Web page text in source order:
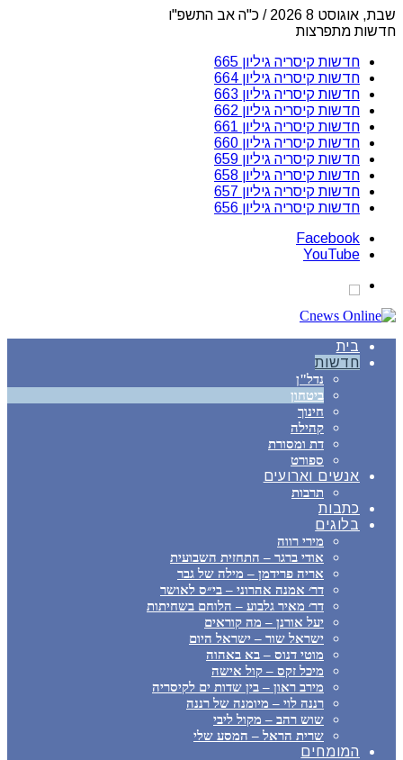
שבת, אוגוסט 8 2026 / כ"ה אב התשפ"ו
חדשות מתפרצות
חדשות קיסריה גיליון 665
חדשות קיסריה גיליון 664
חדשות קיסריה גיליון 663
חדשות קיסריה גיליון 662
חדשות קיסריה גיליון 661
חדשות קיסריה גיליון 660
חדשות קיסריה גיליון 659
חדשות קיסריה גיליון 658
חדשות קיסריה גיליון 657
חדשות קיסריה גיליון 656
Facebook
YouTube
בית
חדשות
נדל"ן
ביטחון
חינוך
קהילה
דת ומסורת
ספורט
אנשים וארועים
תרבות
כתבות
בלוגים
מירי רווה
אודי ברגר – התחזית השבועית
אריה פרידמן – מילה של גבר
דר׳ אמנה אהרוני – בי״ס לאושר
דר׳ מאיר גלבוע – הלוחם בשחיתות
יעל אורנן – מה קוראים
ישראל שור – ישראל היום
מוטי דנוס – בא באהוה
מיכל זקס – קול אישה
מירב ראון – בין שדות ים לקיסריה
רננה לוי – מיומנה של רננה
שוש רהב – מקול ליבי
שרית הראל – המסע שלי
המומחים